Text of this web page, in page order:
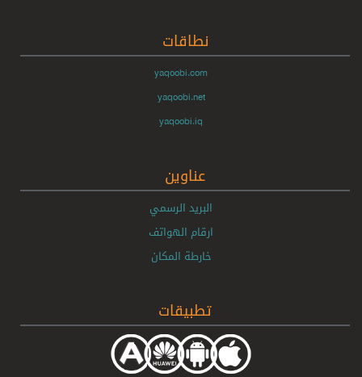
نطاقات
yaqoobi.com
yaqoobi.net
yaqoobi.iq
عناوين
البريد الرسمي
ارقام الهواتف
خارطة المكان
تطبيقات